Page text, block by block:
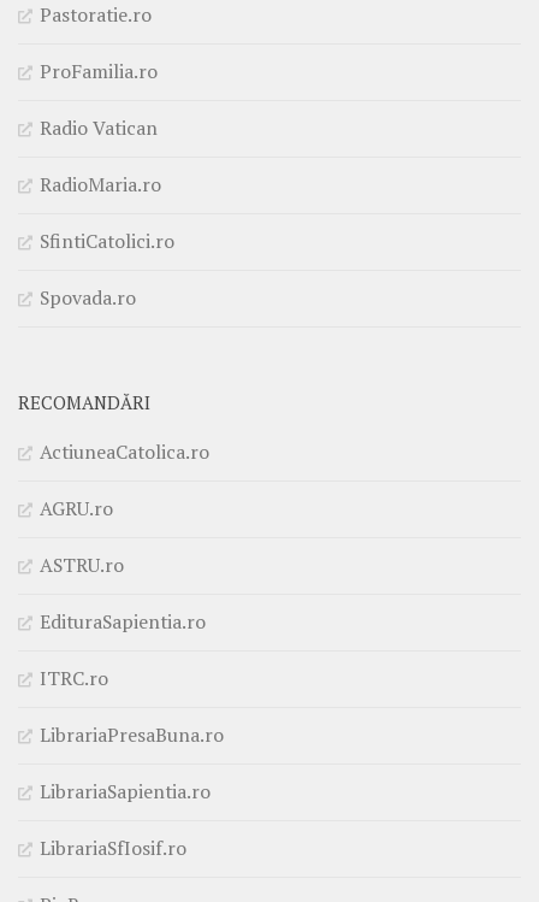
Pastoratie.ro
ProFamilia.ro
Radio Vatican
RadioMaria.ro
SfintiCatolici.ro
Spovada.ro
RECOMANDĂRI
ActiuneaCatolica.ro
AGRU.ro
ASTRU.ro
EdituraSapientia.ro
ITRC.ro
LibrariaPresaBuna.ro
LibrariaSapientia.ro
LibrariaSfIosif.ro